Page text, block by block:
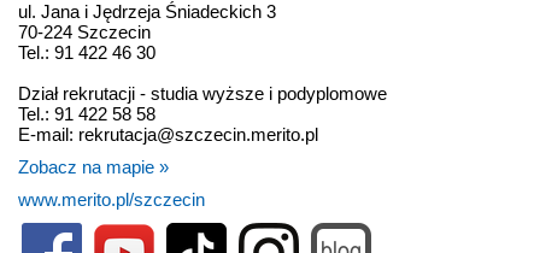
ul. Jana i Jędrzeja Śniadeckich 3
70-224 Szczecin
Tel.: 91 422 46 30
Dział rekrutacji - studia wyższe i podyplomowe
Tel.: 91 422 58 58
E-mail: rekrutacja@szczecin.merito.pl
Zobacz na mapie »
www.merito.pl/szczecin